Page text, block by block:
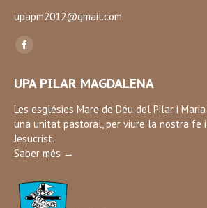
upapm2012@gmail.com
Find us on:
Facebook
opens
in
new
window
UPA PILAR MAGDALENA
Les esglésies Mare de Déu del Pilar i
una unitat pastoral, per viure la nostra fe
Jesucrist.
Saber més →